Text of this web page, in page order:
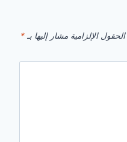
الحقول الإلزامية مشار إليها بـ *